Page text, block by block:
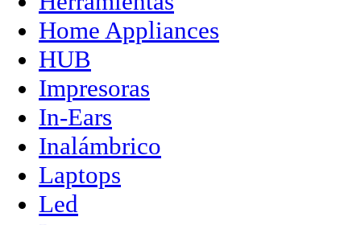
Home Appliances
HUB
Impresoras
In-Ears
Inalámbrico
Laptops
Led